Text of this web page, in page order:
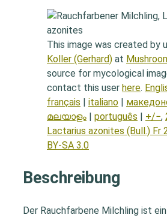
This image was created by
Koller (Gerhard) at
source for mycological
contact this user here.
français | italiano |
മലയാളം | português | +/−,
Lactarius azonites (Bull.) Fr
BY-SA 3.0
Beschreibung
Der Rauchfarbene Milchling ist